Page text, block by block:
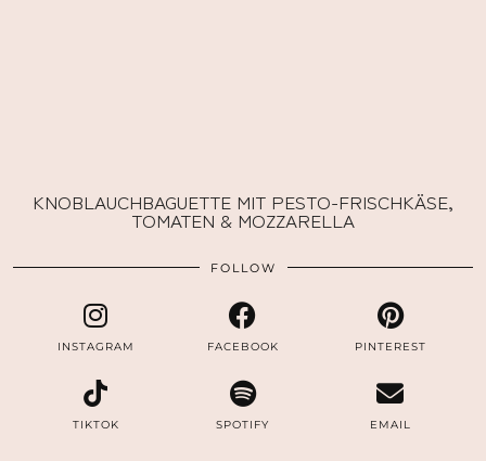
KNOBLAUCHBAGUETTE MIT PESTO-FRISCHKÄSE,
TOMATEN & MOZZARELLA
FOLLOW
INSTAGRAM FACEBOOK PINTEREST
TIKTOK SPOTIFY EMAIL